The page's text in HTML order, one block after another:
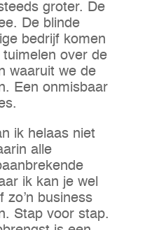
groter. De
De blinde
bedrijf komen
over de
waaruit we de
Een onmisbaar
ik helaas niet
alle
ik kan je wel
zo’n business
Stap voor stap.